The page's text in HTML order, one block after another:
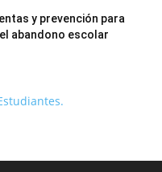
y prevención para
abandono escolar